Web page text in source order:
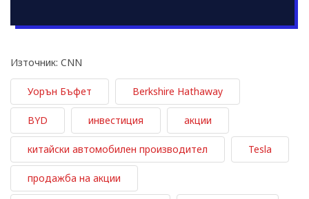
Източник: CNN
Уорън Бъфет Berkshire Hathaway
BYD инвестиция акции
китайски автомобилен производител Tesla
продажба на акции